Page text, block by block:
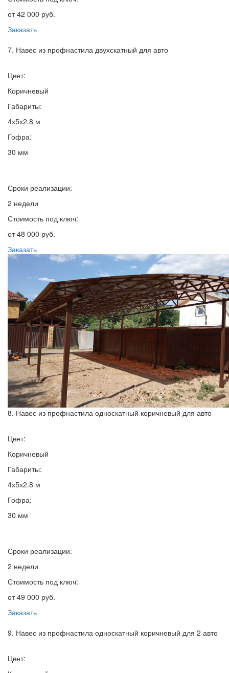
от 42 000 руб.
Заказать
7. Навес из профнастила двухскатный для авто
Цвет:
Коричневый
Габариты:
4х5х2.8 м
Гофра:
30 мм
Сроки реализации:
2 недели
Стоимость под ключ:
от 48 000 руб.
Заказать
8. Навес из профнастила односкатный коричневый для авто
Цвет:
Коричневый
Габариты:
4х5х2.8 м
Гофра:
30 мм
Сроки реализации:
2 недели
Стоимость под ключ:
от 49 000 руб.
Заказать
9. Навес из профнастила односкатный коричневый для 2 авто
Цвет: